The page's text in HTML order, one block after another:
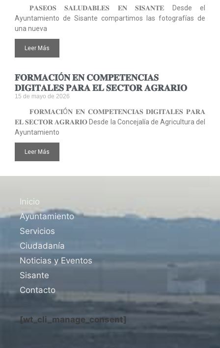
𝐏𝐀𝐒𝐄𝐎𝐒 𝐒𝐀𝐋𝐔𝐃𝐀𝐁𝐋𝐄𝐒 𝐄𝐍 𝐒𝐈𝐒𝐀𝐍𝐓𝐄 Desde el
Ayuntamiento de Sisante compartimos las fotografías de
una nueva
Leer Más
𝐅𝐎𝐑𝐌𝐀𝐂𝐈Ó𝐍 𝐄𝐍 𝐂𝐎𝐌𝐏𝐄𝐓𝐄𝐍𝐂𝐈𝐀𝐒
𝐃𝐈𝐆𝐈𝐓𝐀𝐋𝐄𝐒 𝐏𝐀𝐑𝐀 𝐄𝐋 𝐒𝐄𝐂𝐓𝐎𝐑 𝐀𝐆𝐑𝐀𝐑𝐈𝐎
15 de mayo de 2026
𝐅𝐎𝐑𝐌𝐀𝐂𝐈Ó𝐍 𝐄𝐍 𝐂𝐎𝐌𝐏𝐄𝐓𝐄𝐍𝐂𝐈𝐀𝐒 𝐃𝐈𝐆𝐈𝐓𝐀𝐋𝐄𝐒 𝐏𝐀𝐑𝐀
𝐄𝐋 𝐒𝐄𝐂𝐓𝐎𝐑 𝐀𝐆𝐑𝐀𝐑𝐈𝐎 Desde la Concejalía de Agricultura del
Ayuntamiento
Leer Más
Inicio
Ayuntamiento
Servicios
Ciudadanía
Noticias y Eventos
Sisante
Contacto
[wt_cli_manage_consent]